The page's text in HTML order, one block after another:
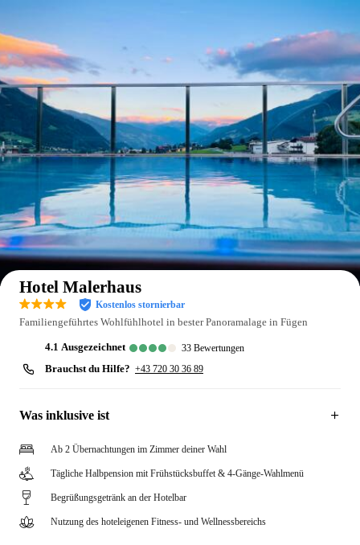
Auf der Karte anzeigen
Hotel Malerhaus
Kostenlos stornierbar
Familiengeführtes Wohlfühlhotel in bester Panoramalage in Fügen
4.1 ausgezeichnet 33 Bewertungen
Brauchst du Hilfe? +43 720 30 36 89
Was inklusive ist
Ab 2 Übernachtungen im Zimmer deiner Wahl
Tägliche Halbpension mit Frühstücksbuffet & 4-Gänge-Wahlmenü
Begrüßungsgetränk an der Hotelbar
Nutzung des hoteleigenen Fitness- und Wellnessbereichs